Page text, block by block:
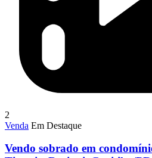
2
Venda Em Destaque
Vendo sobrado em